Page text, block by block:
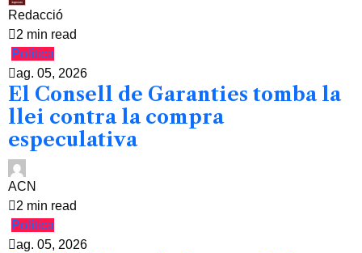
Redacció
2 min read
Política
ag. 05, 2026
El Consell de Garanties tomba la
llei contra la compra
especulativa
ACN
2 min read
Política
ag. 05, 2026